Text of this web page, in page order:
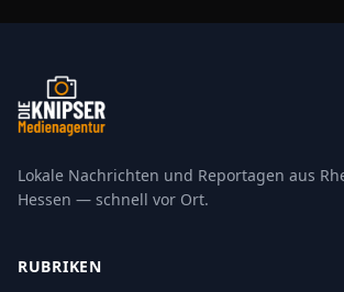
Lokale Nachrichten und Reportagen aus
Hessen — schnell vor Ort.
RUBRIKEN